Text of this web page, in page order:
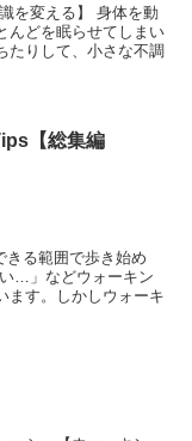
を変える】 身体を動
んどを眠らせてしまい
たりして、小さな不調
【総集編
きる範囲で歩き始め
…」などウォーキン
ます。しかしウォーキ